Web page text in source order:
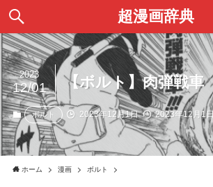
超漫画辞典
【ボルト】肉弾戦車
2023
12/01
ボルト 2023年12月1日 2023年12月1
ホーム 漫画 ボルト